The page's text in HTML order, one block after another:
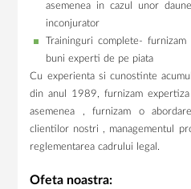
asemenea in cazul unor
inconjurator
Traininguri complete-
buni experti de pe piata
Cu experienta si cunostinte
din anul 1989, furnizam
asemenea , furnizam o
clientilor nostri , managementul
reglementarea cadrului legal.
Ofeta noastra: